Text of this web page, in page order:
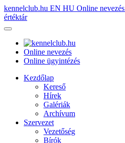
kennelclub.hu EN HU Online nevezés
értéktár
Online nevezés
Online ügyintézés
Kezdőlap
Kereső
Hírek
Galériák
Archívum
Szervezet
Vezetőség
Bírók